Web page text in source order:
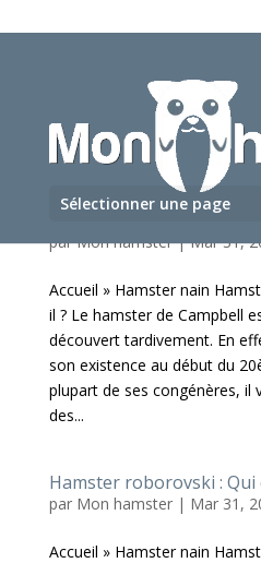
Sélectionner une page
Hamster de Campbell :
parMon hamster|Mar 31,
Accueil » Hamster nain
il ? Le hamster de Campbell
découvert tardivement. En
son existence au début du
plupart de ses congénères, il
des...
Hamster roborovski : Qui
par Mon hamster| Mar 31,
Accueil » Hamster nain